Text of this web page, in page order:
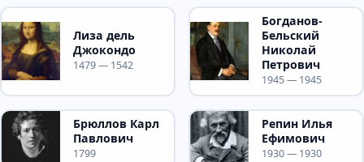
Лиза дель
Джокондо
1479 — 1542
Богданов-
Бельский
Николай
Петрович
1945 — 1945
Брюллов Карл
Павлович
1799
Репин Илья
Ефимович
1930 — 1930